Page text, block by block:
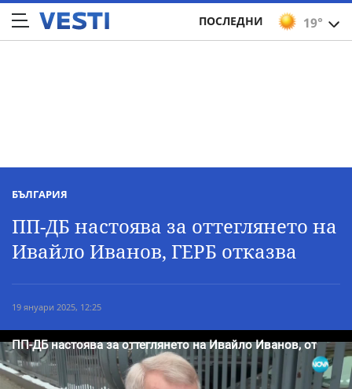
19°
ПОСЛЕДНИ
БЪЛГАРИЯ
ПП-ДБ настоява за оттеглянето на
Ивайло Иванов, ГЕРБ отказва
19 януари 2025, 12:25